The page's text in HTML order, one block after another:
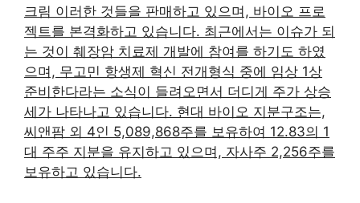
크림 이러한 것들을 판매하고 있으며, 바이오 프로
젝트를 본격화하고 있습니다. 최근에서는 이슈가 되
는 것이 췌장암 치료제 개발에 참여를 하기도 하였
으며, 무고민 항생제 혁신 전개형식 중에 임상 1상
준비한다라는 소식이 들려오면서 더디게 주가 상승
세가 나타나고 있습니다. 현대 바이오 지분구조는,
씨앤팜 외 4인 5,089,868주를 보유하여 12.83의 1
대 주주 지분을 유지하고 있으며, 자사주 2,256주를
보유하고 있습니다.